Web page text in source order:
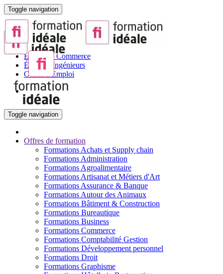
Toggle navigation
Sites partenaires :
BTS
Écoles de Commerce
Écoles d'Ingénieurs
Offres d'Emploi
Toggle navigation
Offres de formation
Formations Achats et Supply chain
Formations Administration
Formations Agroalimentaire
Formations Artisanat et Métiers d'Art
Formations Assurance & Banque
Formations Autour des Animaux
Formations Bâtiment & Construction
Formations Bureautique
Formations Business
Formations Commerce
Formations Comptabilité Gestion
Formations Développement personnel
Formations Droit
Formations Graphisme